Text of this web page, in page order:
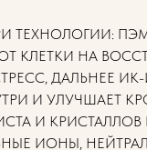
ТЕХНОЛОГИИ:
КЛЕТКИ НА
ДАЛЬНЕЕ ИК-
И УЛУЧШАЕТ
И КРИСТАЛЛОВ
ИОНЫ,